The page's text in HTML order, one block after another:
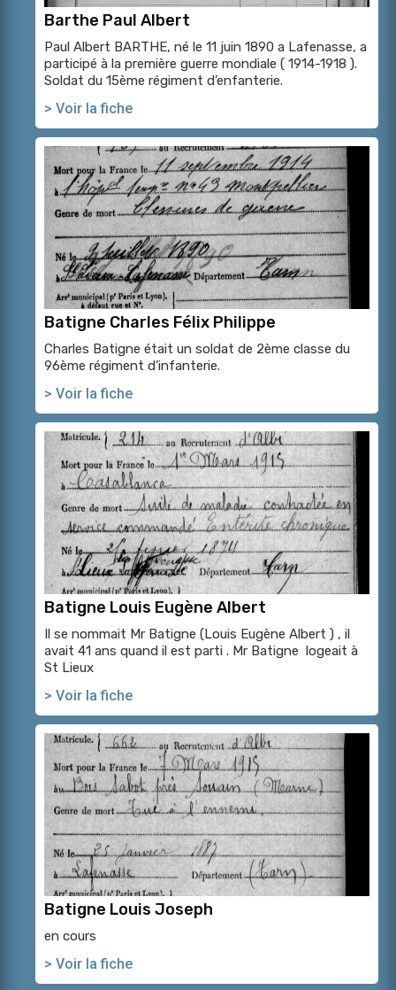
Barthe Paul Albert
Paul Albert BARTHE, né le 11 juin 1890 a Lafenasse, a
participé à la première guerre mondiale ( 1914-1918 ).
Soldat du 15ème régiment d’enfanterie.
> Voir la fiche
Batigne Charles Félix Philippe
Charles Batigne était un soldat de 2ème classe du
96ème régiment d’infanterie.
> Voir la fiche
Batigne Louis Eugène Albert
Il se nommait Mr Batigne (Louis Eugène Albert ) , il
avait 41 ans quand il est parti . Mr Batigne logeait à
St Lieux
> Voir la fiche
Batigne Louis Joseph
en cours
> Voir la fiche